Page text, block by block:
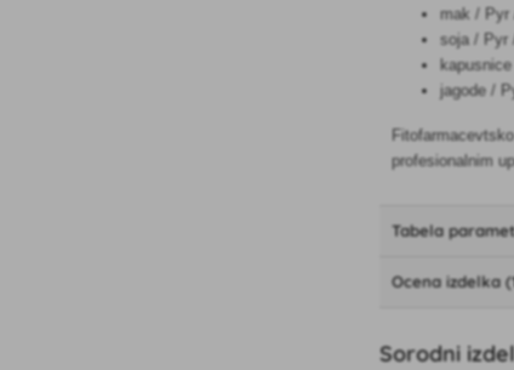
mak / Pyr
soja / Pyr
jagode /
profesionalnim
Tabela
Ocena izdelka
Sorodni